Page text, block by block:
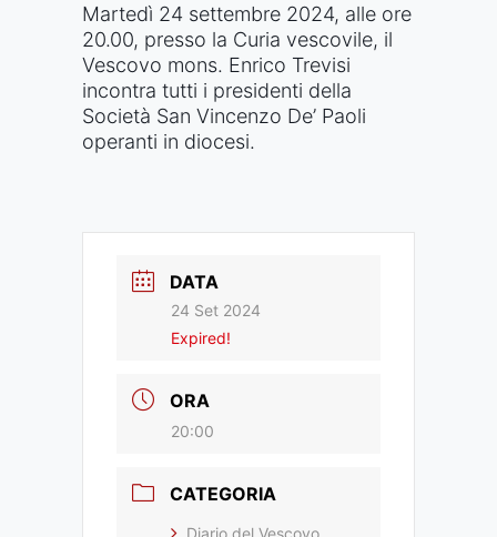
Martedì 24 settembre 2024, alle ore
20.00, presso la Curia vescovile, il
Vescovo mons. Enrico Trevisi
incontra tutti i presidenti della
Società San Vincenzo De’ Paoli
operanti in diocesi.
DATA
24 Set 2024
Expired!
ORA
20:00
CATEGORIA
Diario del Vescovo